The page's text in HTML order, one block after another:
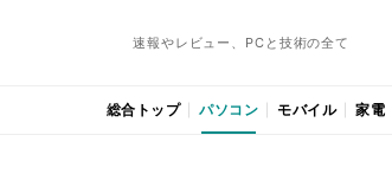
速報やレビュー、PCと技術の全て
総合トップ パソコン モバイル 家電